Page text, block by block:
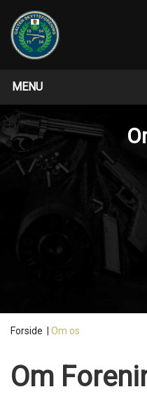
MENU
Forside Om os
Om